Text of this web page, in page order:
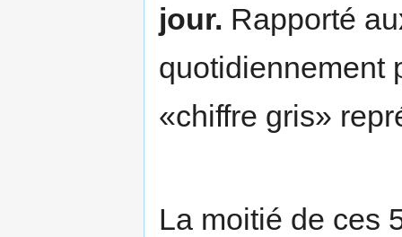
jour. Rapporté
quotidiennement
«chiffre gris»
La moitié de ces